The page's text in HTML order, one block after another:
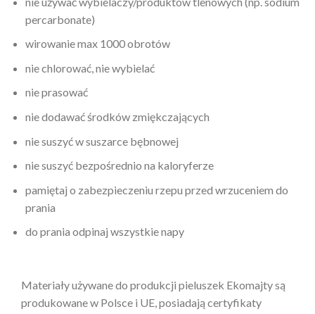
percarbonate)
wirowanie max 1000 obrotów
nie chlorować, nie wybielać
nie prasować
nie dodawać środków zmiękczających
nie suszyć w suszarce bębnowej
nie suszyć bezpośrednio na kaloryferze
pamiętaj o zabezpieczeniu rzepu przed wrzuceniem do
prania
do prania odpinaj wszystkie napy
Materiały używane do produkcji pieluszek Ekomajty są
produkowane w Polsce i UE, posiadają certyfikaty